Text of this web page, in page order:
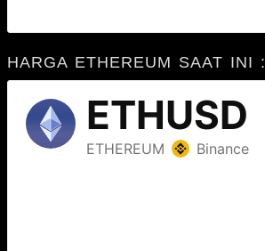
HARGA ETHEREUM SAAT INI :